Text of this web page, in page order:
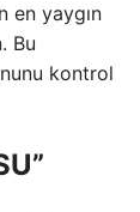
en yaygın
Bu
kontrol